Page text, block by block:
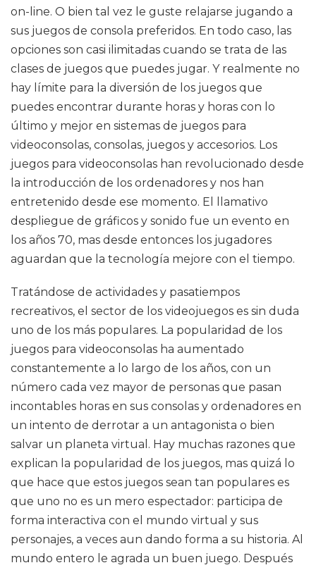
on-line. O bien tal vez le guste relajarse jugando a
sus juegos de consola preferidos. En todo caso, las
opciones son casi ilimitadas cuando se trata de las
clases de juegos que puedes jugar. Y realmente no
hay límite para la diversión de los juegos que
puedes encontrar durante horas y horas con lo
último y mejor en sistemas de juegos para
videoconsolas, consolas, juegos y accesorios. Los
juegos para videoconsolas han revolucionado desde
la introducción de los ordenadores y nos han
entretenido desde ese momento. El llamativo
despliegue de gráficos y sonido fue un evento en
los años 70, mas desde entonces los jugadores
aguardan que la tecnología mejore con el tiempo.
Tratándose de actividades y pasatiempos
recreativos, el sector de los videojuegos es sin duda
uno de los más populares. La popularidad de los
juegos para videoconsolas ha aumentado
constantemente a lo largo de los años, con un
número cada vez mayor de personas que pasan
incontables horas en sus consolas y ordenadores en
un intento de derrotar a un antagonista o bien
salvar un planeta virtual. Hay muchas razones que
explican la popularidad de los juegos, mas quizá lo
que hace que estos juegos sean tan populares es
que uno no es un mero espectador: participa de
forma interactiva con el mundo virtual y sus
personajes, a veces aun dando forma a su historia. Al
mundo entero le agrada un buen juego. Después